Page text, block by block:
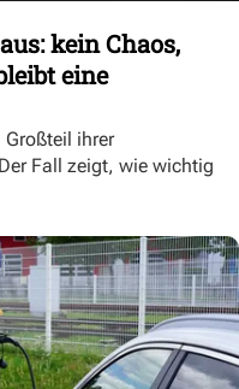
kein Chaos,
eine
Großteil ihrer
Fall zeigt, wie wichtig